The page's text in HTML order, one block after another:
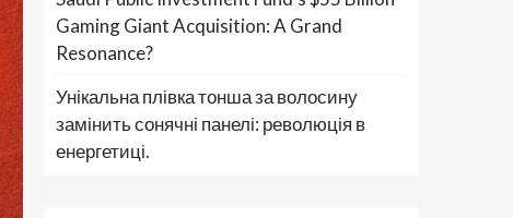
Gaming Giant Acquisition: A Grand
Resonance?
Унікальна плівка тонша за волосину
замінить сонячні панелі: революція в
енергетиці.